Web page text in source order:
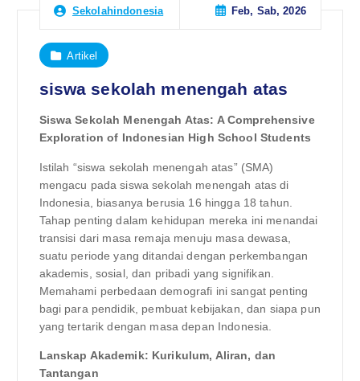
Sekolahindonesia Feb, Sab, 2026
Artikel
siswa sekolah menengah atas
Siswa Sekolah Menengah Atas: A Comprehensive
Exploration of Indonesian High School Students
Istilah “siswa sekolah menengah atas” (SMA)
mengacu pada siswa sekolah menengah atas di
Indonesia, biasanya berusia 16 hingga 18 tahun.
Tahap penting dalam kehidupan mereka ini menandai
transisi dari masa remaja menuju masa dewasa,
suatu periode yang ditandai dengan perkembangan
akademis, sosial, dan pribadi yang signifikan.
Memahami perbedaan demografi ini sangat penting
bagi para pendidik, pembuat kebijakan, dan siapa pun
yang tertarik dengan masa depan Indonesia.
Lanskap Akademik: Kurikulum, Aliran, dan
Tantangan